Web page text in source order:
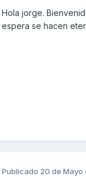
Hola jorge.
espera se hacen
Publicado 20 de Mayo